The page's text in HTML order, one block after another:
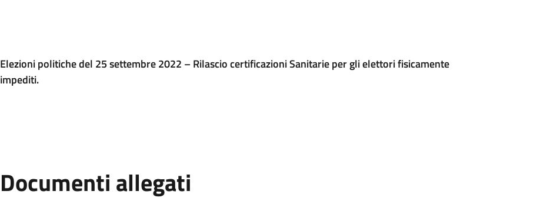
Elezioni politiche del 25 settembre 2022 – Rilascio certificazioni Sanitarie per gli elettori fisicamente
impediti.
Documenti allegati